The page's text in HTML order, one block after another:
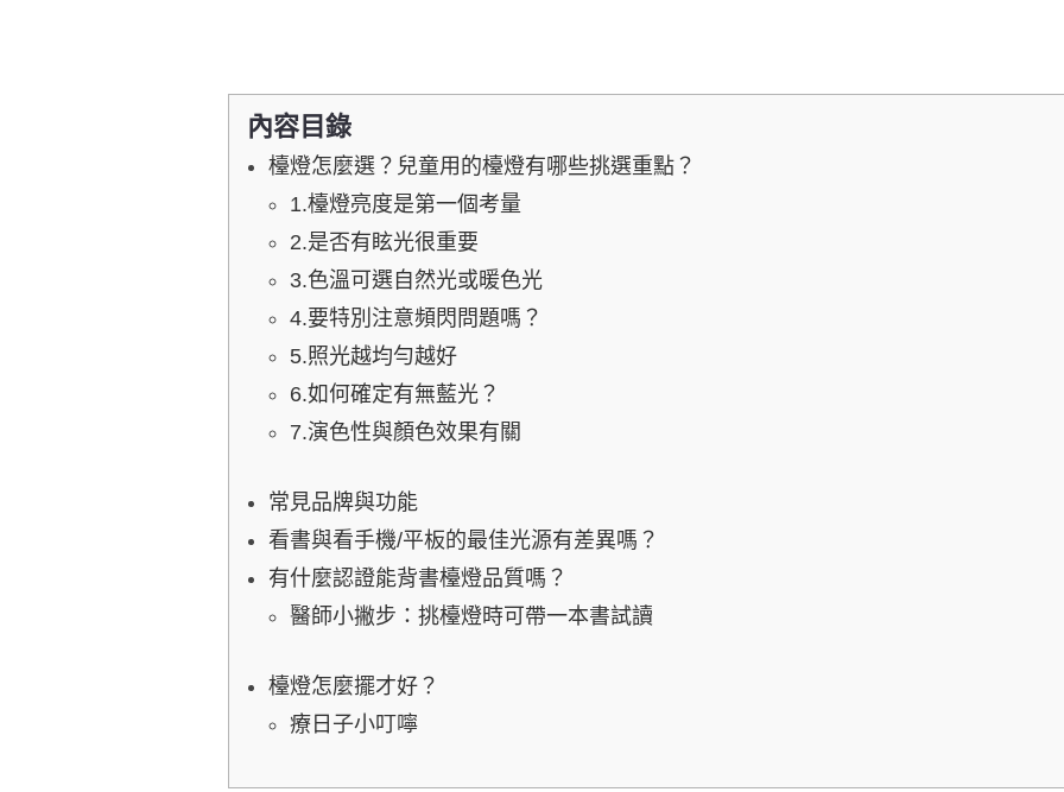
內容目錄
檯燈怎麼選？兒童用的檯燈有哪些挑選重點？
1.檯燈亮度是第一個考量
2.是否有眩光很重要
3.色溫可選自然光或暖色光
4.要特別注意頻閃問題嗎？
5.照光越均勻越好
6.如何確定有無藍光？
7.演色性與顏色效果有關
常見品牌與功能
看書與看手機/平板的最佳光源有差異嗎？
有什麼認證能背書檯燈品質嗎？
醫師小撇步：挑檯燈時可帶一本書試讀
檯燈怎麼擺才好？
療日子小叮嚀